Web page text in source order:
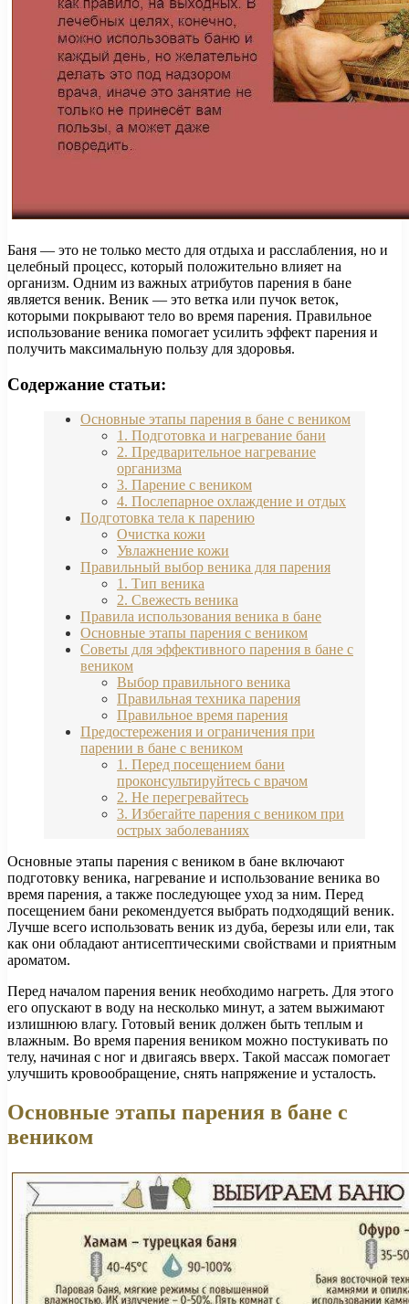
Баня — это не только место для отдыха и расслабления, но и
целебный процесс, который положительно влияет на
организм. Одним из важных атрибутов парения в бане
является веник. Веник — это ветка или пучок веток,
которыми покрывают тело во время парения. Правильное
использование веника помогает усилить эффект парения и
получить максимальную пользу для здоровья.
Содержание статьи:
Основные этапы парения в бане с веником
1. Подготовка и нагревание бани
2. Предварительное нагревание
организма
3. Парение с веником
4. Послепарное охлаждение и отдых
Подготовка тела к парению
Очистка кожи
Увлажнение кожи
Правильный выбор веника для парения
1. Тип веника
2. Свежесть веника
Правила использования веника в бане
Основные этапы парения с веником
Советы для эффективного парения в бане с
веником
Выбор правильного веника
Правильная техника парения
Правильное время парения
Предостережения и ограничения при
парении в бане с веником
1. Перед посещением бани
проконсультируйтесь с врачом
2. Не перегревайтесь
3. Избегайте парения с веником при
острых заболеваниях
Основные этапы парения с веником в бане включают
подготовку веника, нагревание и использование веника во
время парения, а также последующее уход за ним. Перед
посещением бани рекомендуется выбрать подходящий веник.
Лучше всего использовать веник из дуба, березы или ели, так
как они обладают антисептическими свойствами и приятным
ароматом.
Перед началом парения веник необходимо нагреть. Для этого
его опускают в воду на несколько минут, а затем выжимают
излишнюю влагу. Готовый веник должен быть теплым и
влажным. Во время парения веником можно постукивать по
телу, начиная с ног и двигаясь вверх. Такой массаж помогает
улучшить кровообращение, снять напряжение и усталость.
Основные этапы парения в бане с
веником